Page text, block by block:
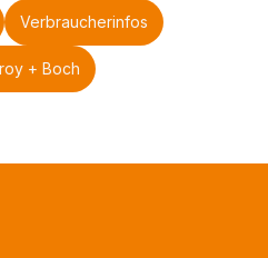
Verbraucherinfos
+ Boch